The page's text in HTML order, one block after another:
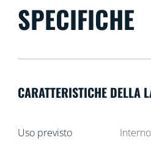
SPECIFICHE
CARATTERISTICHE DELLA
Uso previsto Interno